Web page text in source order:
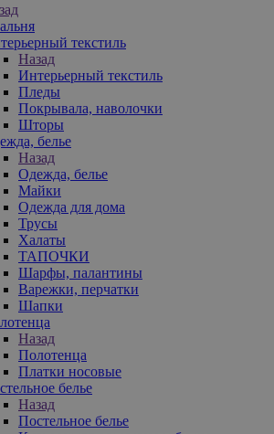
текстиль
Назад
Интерьерный текстиль
Пледы
Покрывала, наволочки
Шторы
белье
Назад
Одежда, белье
Майки
Одежда для дома
Трусы
Халаты
ТАПОЧКИ
Шарфы, палантины
Варежки, перчатки
Шапки
Назад
Полотенца
Платки носовые
белье
Назад
Постельное белье